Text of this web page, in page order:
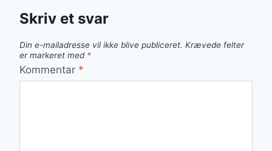
Skriv et svar
Din e-mailadresse vil ikke blive publiceret. Krævede felter
er markeret med *
Kommentar *